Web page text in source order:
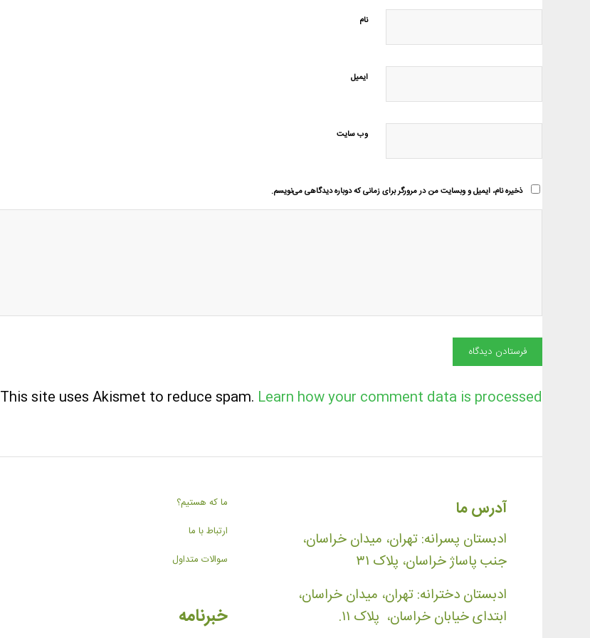
نام
ایمیل
وب‌ سایت
ذخیره نام، ایمیل و وبسایت من در مرورگر برای زمانی که دوباره دیدگاهی می‌نویسم.
This site uses Akismet to reduce spam. Learn how your comment data is processed
آدرس ما
ادبستان پسرانه: تهران، میدان خراسان،
جنب پاساژ خراسان، پلاک ۳۱
ادبستان دخترانه: تهران، میدان خراسان،
ابتدای خیابان خراسان، پلاک ۱۱.
ما که هستیم؟
ارتباط با ما
سوالات متداول
خبرنامه